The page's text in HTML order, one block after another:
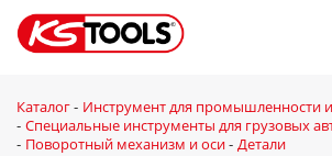
Каталог - Инструмент для промышленности
- Специальные инструменты для грузовых
- Поворотный механизм и оси - Детали